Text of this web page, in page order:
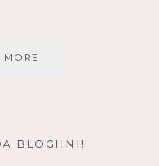
MORE
BLOGIINI!